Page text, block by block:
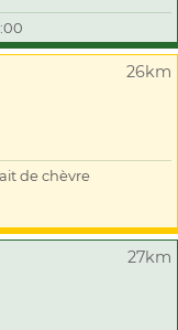
26km
de chèvre
27km